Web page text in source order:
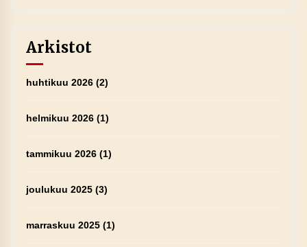
Arkistot
huhtikuu 2026(2)
helmikuu 2026(1)
tammikuu 2026(1)
joulukuu 2025(3)
marraskuu 2025(1)